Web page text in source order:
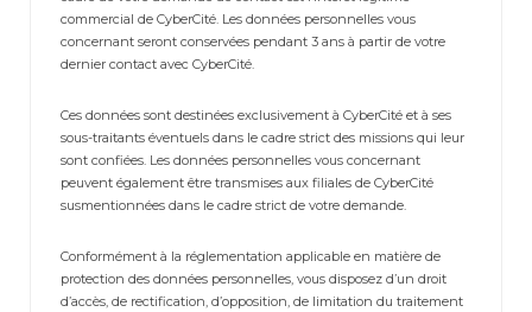
commercial de CyberCité. Les données personnelles vous
concernant seront conservées pendant 3 ans à partir de votre
dernier contact avec CyberCité.
Ces données sont destinées exclusivement à CyberCité et à ses
sous-traitants éventuels dans le cadre strict des missions qui leur
sont confiées. Les données personnelles vous concernant
peuvent également être transmises aux filiales de CyberCité
susmentionnées dans le cadre strict de votre demande.
Conformément à la réglementation applicable en matière de
protection des données personnelles, vous disposez d’un droit
d’accès, de rectification, d’opposition, de limitation du traitement